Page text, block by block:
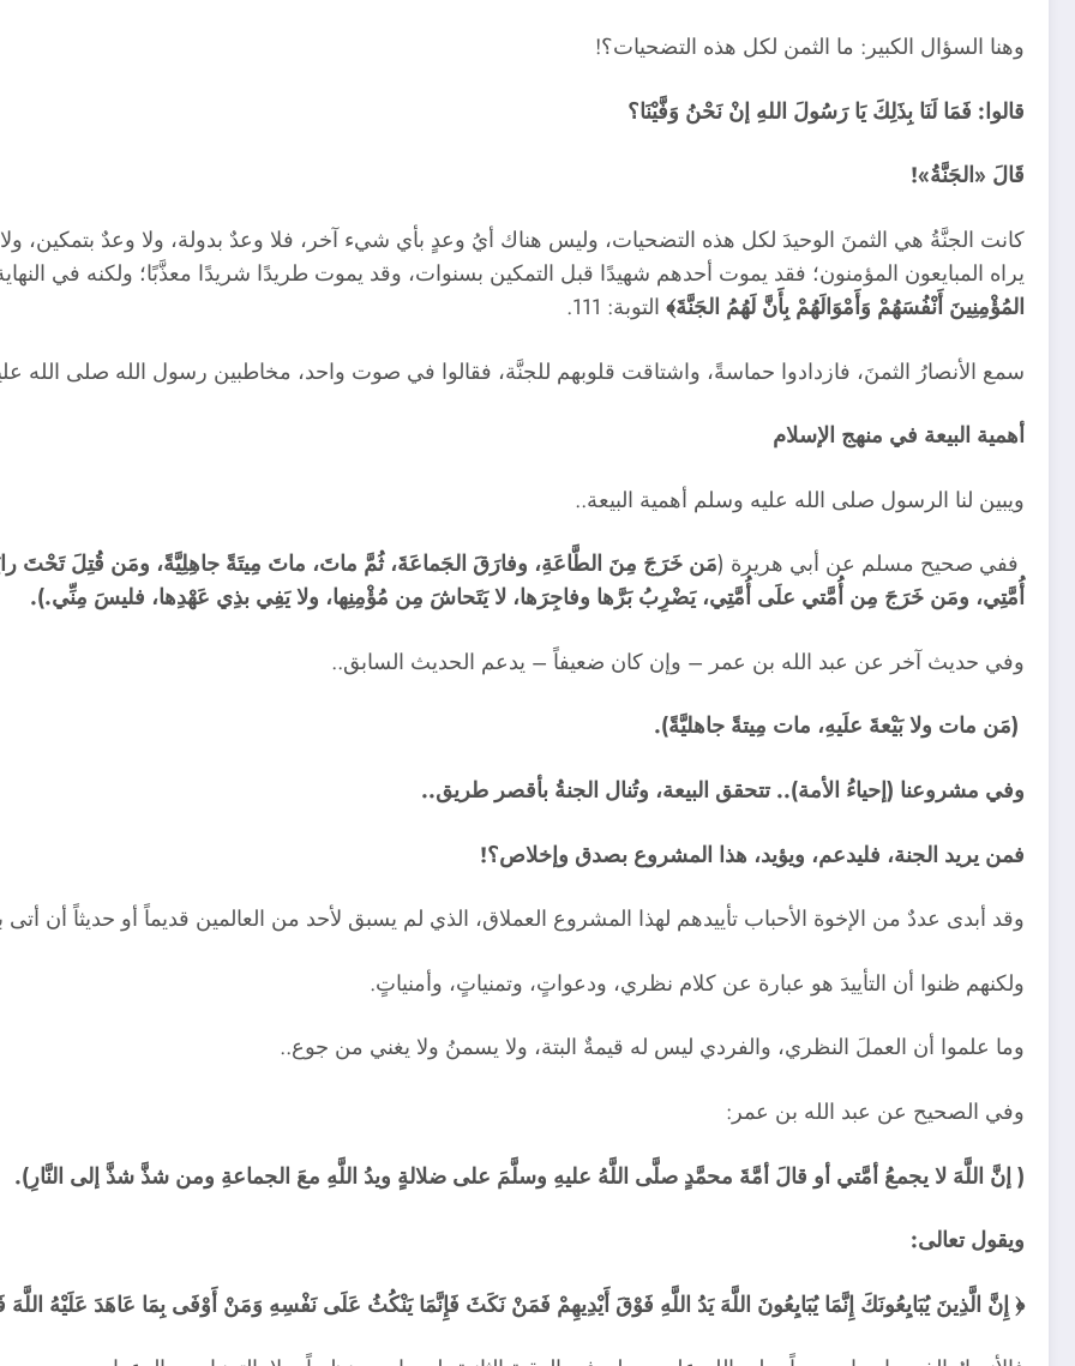
وهنا السؤال الكبير: ما الثمن لكل هذه التضحيات؟!
قالوا: فَمَا لَنَا بِذَلِكَ يَا رَسُولَ اللهِ إنْ نَحْنُ وَفَّيْنَا؟
قَالَ «الجَنَّةُ»!
كانت الجنَّةُ هي الثمنَ الوحيدَ لكل هذه التضحيات، وليس هناك أيُ وعدٍ بأي شيء آخر، فلا وعدٌ بدولة، ولا وعدٌ بتمكين،
يراه المبايعون المؤمنون؛ فقد يموت أحدهم شهيدًا قبل التمكين بسنوات، وقد يموت طريدًا شريدًا معذَّبًا؛ ولكنه في
المُؤْمِنِينَ أَنْفُسَهُمْ وَأَمْوَالَهُمْ بِأَنَّ لَهُمُ الجَنَّةَ﴾ التوبة: 111.
سمع الأنصارُ الثمنَ، فازدادوا حماسةً، واشتاقت قلوبهم للجنَّة، فقالوا في صوت واحد، مخاطبين رسول الله صلى الله
أهمية البيعة في منهج الإسلام
ويبين لنا الرسول صلى الله عليه وسلم أهمية البيعة..
ففي صحيح مسلم عن أبي هريرة (مَن خَرَجَ مِنَ الطَّاعَةِ، وفارَقَ الجَماعَةَ، ثُمَّ ماتَ، ماتَ مِيتَةً جاهِلِيَّةً، ومَن قُتِلَ تَحْتَ
أُمَّتِي، ومَن خَرَجَ مِن أُمَّتي علَى أُمَّتِي، يَضْرِبُ بَرَّها وفاجِرَها، لا يَتَحاشَ مِن مُؤْمِنِها، ولا يَفِي بذِي عَهْدِها، فليسَ مِنِّي.
).
وفي حديث آخر عن عبد الله بن عمر – وإن كان ضعيفاً – يدعم الحديث السابق..
(مَن مات ولا بَيْعةَ علَيهِ، مات مِيتةً جاهليَّةً).
وفي مشروعنا (إحياءُ الأمة).. تتحقق البيعة، وتُنال الجنةُ بأقصر طريق..
فمن يريد الجنة، فليدعم، ويؤيد، هذا المشروع بصدق وإخلاص؟!
وقد أبدى عددٌ من الإخوة الأحباب تأييدهم لهذا المشروع العملاق، الذي لم يسبق لأحد من العالمين قديماً أو حديثاً أن أتى
ولكنهم ظنوا أن التأييدَ هو عبارة عن كلام نظري، ودعواتٍ، وتمنياتٍ، وأمنياتٍ.
وما علموا أن العملَ النظري، والفردي ليس له قيمةٌ البتة، ولا يسمنُ ولا يغني من جوع..
وفي الصحيح عن عبد الله بن عمر:
(إنَّ اللَّهَ لا يجمعُ أمَّتي أو قالَ أمَّةَ محمَّدٍ صلَّى اللَّهُ عليهِ وسلَّمَ على ضلالةٍ ويدُ اللَّهِ معَ الجماعةِ ومن شذَّ شذَّ إلى النَّارِ).
ويقول تعالى:
﴿ إِنَّ الَّذِينَ يُبَايِعُونَكَ إِنَّمَا يُبَايِعُونَ اللَّهَ يَدُ اللَّهِ فَوْقَ أَيْدِيهِمْ فَمَنْ نَكَثَ فَإِنَّمَا يَنْكُثُ عَلَى نَفْسِهِ وَمَنْ أَوْفَى بِمَا عَاهَدَ عَلَيْهُ اللَّهَ فَسَيُؤْتِيهِ